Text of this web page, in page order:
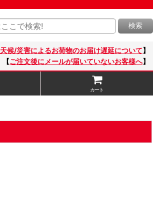
検索
天候/災害によるお荷物のお届け遅延について】
【ご注文後にメールが届いていないお客様へ】
カート